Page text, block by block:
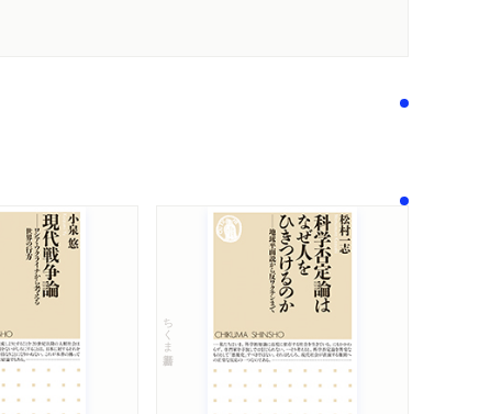
ちくま新書